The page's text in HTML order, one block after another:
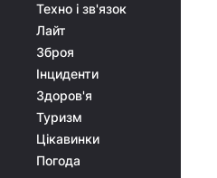
Техно і зв'язок
Лайт
Зброя
Інциденти
Здоров'я
Туризм
Цікавинки
Погода